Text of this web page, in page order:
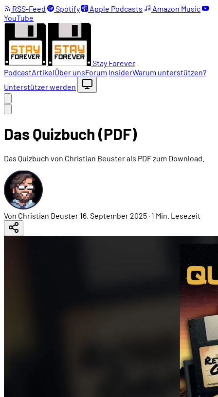
RSS-Feed Spotify Apple Podcasts
Amazon Music
YouTube
Stay Forever
PodcastArtikelÜber unsForum InsiderWarum unterstützen?
Unterstützer werden
Das Quizbuch (PDF)
Das Quizbuch von Christian Beuster als PDF zum Download.
Von Christian Beuster 16. September 2025 · 1 Min. Lesezeit